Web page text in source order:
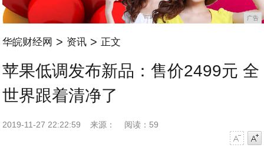
广告
华皖财经网 > 资讯 > 正文
苹果低调发布新品：售价2499元 全
世界跟着清净了
2019-11-27 22:22:59 来源：
阅读：59